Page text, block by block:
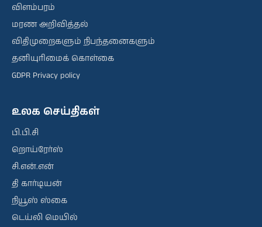
விளம்பரம்
மரண அறிவித்தல்
விதிமுறைகளும் நிபந்தனைகளும்
தனியுரிமைக் கொள்கை
GDPR Privacy policy
உலக செய்திகள்
பி.பி.சி
றொய்ரேர்ஸ்
சி.என்.என்
தி கார்டியன்
நியூஸ் ஸ்கை
டெய்லி மெயில்